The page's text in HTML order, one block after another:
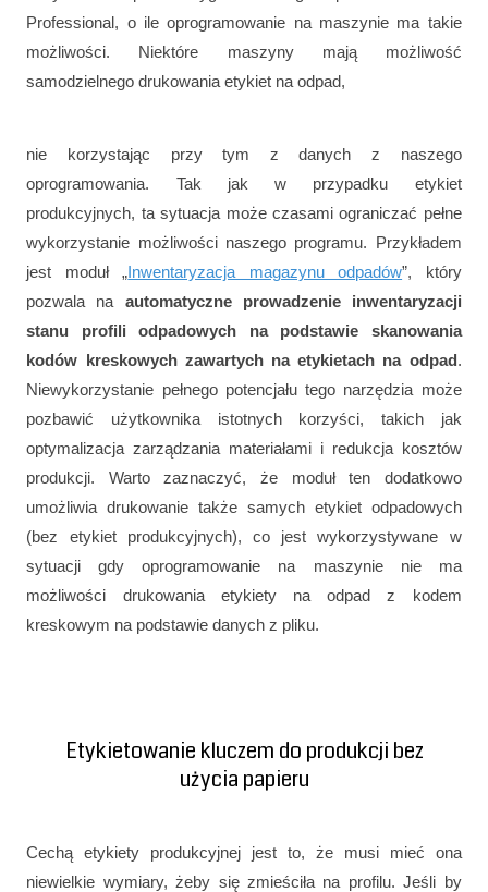
Professional, o ile oprogramowanie na maszynie ma takie
możliwości. Niektóre maszyny mają możliwość
samodzielnego drukowania etykiet na odpad,
nie korzystając przy tym z danych z naszego
oprogramowania. Tak jak w przypadku etykiet
produkcyjnych, ta sytuacja może czasami ograniczać pełne
wykorzystanie możliwości naszego programu. Przykładem
jest moduł „Inwentaryzacja magazynu odpadów”, który
pozwala na automatyczne prowadzenie inwentaryzacji
stanu profili odpadowych na podstawie skanowania
kodów kreskowych zawartych na etykietach na odpad.
Niewykorzystanie pełnego potencjału tego narzędzia może
pozbawić użytkownika istotnych korzyści, takich jak
optymalizacja zarządzania materiałami i redukcja kosztów
produkcji. Warto zaznaczyć, że moduł ten dodatkowo
umożliwia drukowanie także samych etykiet odpadowych
(bez etykiet produkcyjnych), co jest wykorzystywane w
sytuacji gdy oprogramowanie na maszynie nie ma
możliwości drukowania etykiety na odpad z kodem
kreskowym na podstawie danych z pliku.
Etykietowanie kluczem do produkcji bez
użycia papieru
Cechą etykiety produkcyjnej jest to, że musi mieć ona
niewielkie wymiary, żeby się zmieściła na profilu. Jeśli by